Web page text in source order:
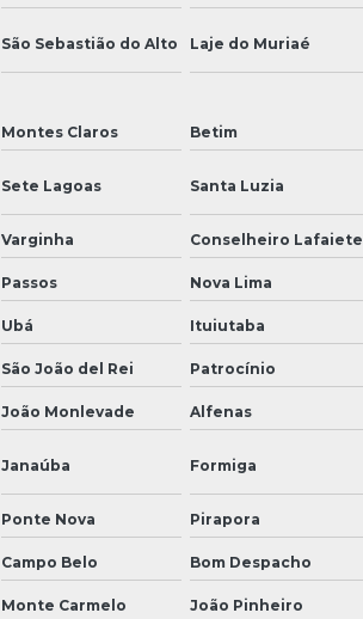
São Sebastião do Alto Laje do Muriaé
Montes Claros Betim
Sete Lagoas Santa Luzia
Varginha Conselheiro Lafaiete
Passos Nova Lima
Ubá Ituiutaba
São João del Rei Patrocínio
João Monlevade Alfenas
Janaúba Formiga
Ponte Nova Pirapora
Campo Belo Bom Despacho
Monte Carmelo João Pinheiro